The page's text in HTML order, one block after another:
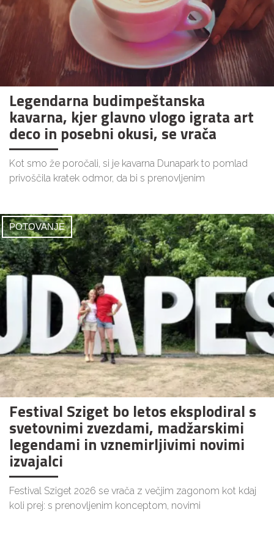
Legendarna budimpeštanska
kavarna, kjer glavno vlogo igrata art
deco in posebni okusi, se vrača
Kot smo že poročali, si je kavarna Dunapark to pomlad
privoščila kratek odmor, da bi s prenovljenim
POTOVANJE
Festival Sziget bo letos eksplodiral s
svetovnimi zvezdami, madžarskimi
legendami in vznemirljivimi novimi
izvajalci
Festival Sziget 2026 se vrača z večjim zagonom kot kdaj
koli prej: s prenovljenim konceptom, novimi